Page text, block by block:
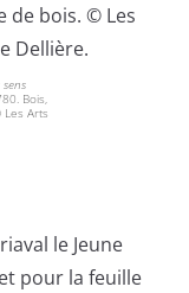
Bois,
Arts